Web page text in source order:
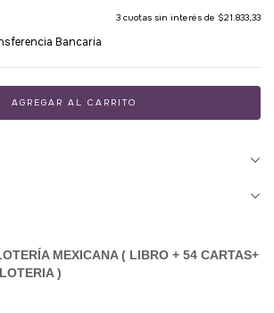
3 cuotas sin interés de $21.833,33
Bancaria
MEXICANA ( LIBRO + 54 CARTAS+
)